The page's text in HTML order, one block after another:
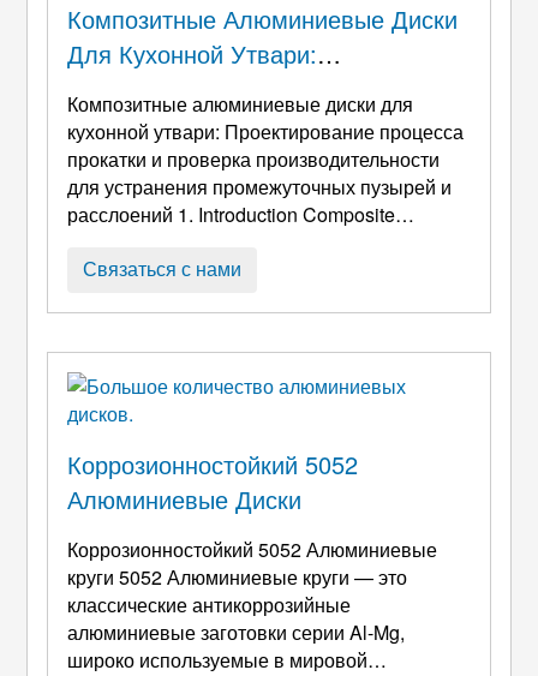
Композитные Алюминиевые Диски
Для Кухонной Утвари:
Проектирование Процесса
Прокатки И Проверка
Производительности Для
Устранения Промежуточных
Пузырей И Расслоений
Композитные алюминиевые диски для
кухонной утвари: Проектирование процесса
прокатки и проверка производительности
для устранения промежуточных пузырей и
расслоений 1. Introduction Composite
substrates for high-end cookware
нержавеющей сталью, и индукционные
воки), требование трех не подлежащих
обсуждению основных характеристик для
в приготовлении пищи ...
Связаться с нами
Коррозионностойкий 5052
Алюминиевые Диски
Коррозионностойкий 5052 Алюминиевые
круги 5052 Алюминиевые круги — это
классические антикоррозийные
алюминиевые заготовки серии Al-Mg,
широко используемые в мировой